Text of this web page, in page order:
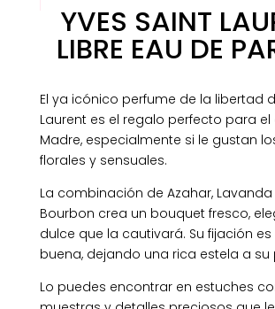
YVES SAINT
LIBRE EAU DE
El ya icónico perfume de la libertad
Laurent es el regalo perfecto para
Madre, especialmente si le gustan
florales y sensuales.
La combinación de Azahar, Lavanda
Bourbon crea un bouquet fresco,
dulce que la cautivará. Su fijación
buena, dejando una rica estela a su
Lo puedes encontrar en estuches